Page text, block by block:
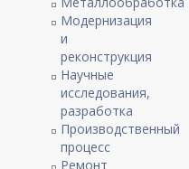
Модернизация
и
реконструкция
Научные
исследования,
разработка
Производственный
процесс
Ремонт